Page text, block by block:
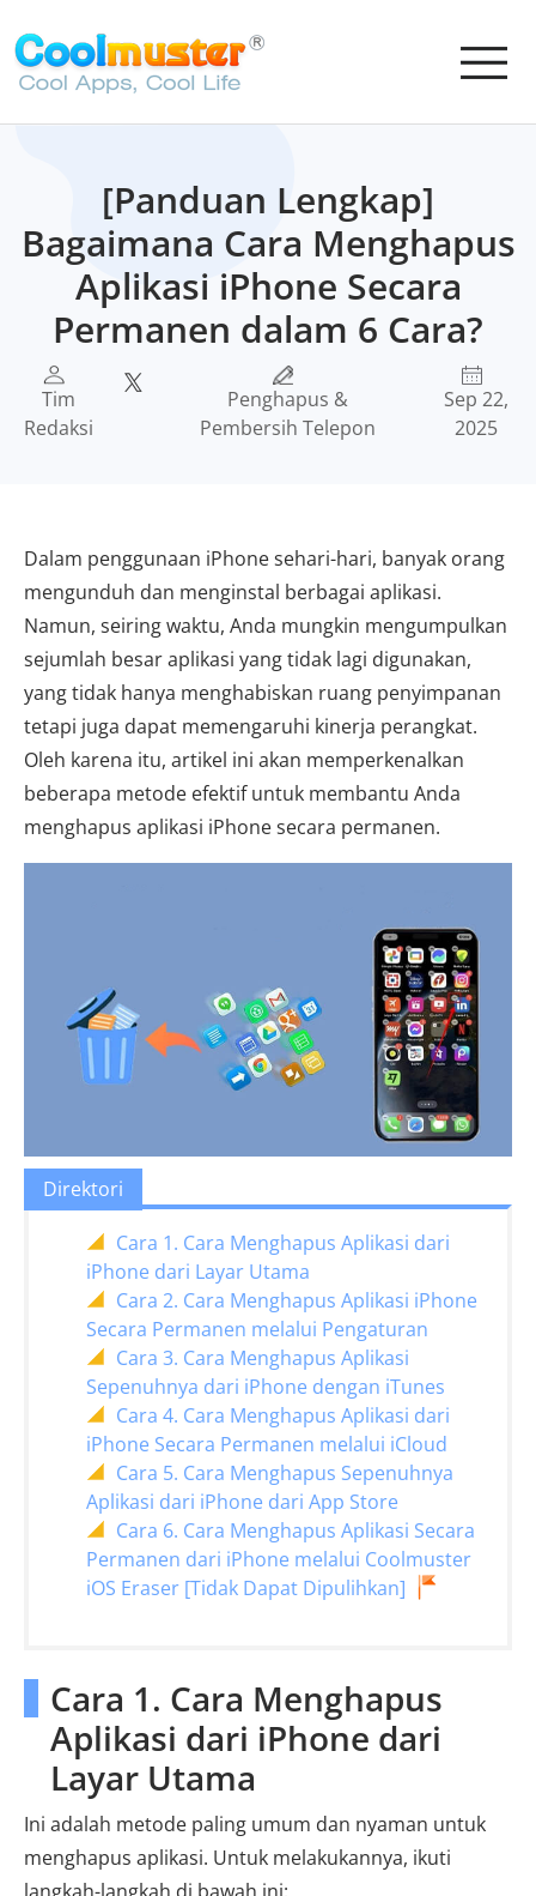
[Panduan Lengkap]
Bagaimana Cara Menghapus
Aplikasi iPhone Secara
Permanen dalam 6 Cara?
Tim
Redaksi
Penghapus &
Pembersih Telepon
Sep 22,
2025
Dalam penggunaan iPhone sehari-hari, banyak orang
mengunduh dan menginstal berbagai aplikasi.
Namun, seiring waktu, Anda mungkin mengumpulkan
sejumlah besar aplikasi yang tidak lagi digunakan,
yang tidak hanya menghabiskan ruang penyimpanan
tetapi juga dapat memengaruhi kinerja perangkat.
Oleh karena itu, artikel ini akan memperkenalkan
beberapa metode efektif untuk membantu Anda
menghapus aplikasi iPhone secara permanen.
Direktori
Cara 1. Cara Menghapus Aplikasi dari
iPhone dari Layar Utama
Cara 2. Cara Menghapus Aplikasi iPhone
Secara Permanen melalui Pengaturan
Cara 3. Cara Menghapus Aplikasi
Sepenuhnya dari iPhone dengan iTunes
Cara 4. Cara Menghapus Aplikasi dari
iPhone Secara Permanen melalui iCloud
Cara 5. Cara Menghapus Sepenuhnya
Aplikasi dari iPhone dari App Store
Cara 6. Cara Menghapus Aplikasi Secara
Permanen dari iPhone melalui Coolmuster
iOS Eraser [Tidak Dapat Dipulihkan]
Cara 1. Cara Menghapus
Aplikasi dari iPhone dari
Layar Utama
Ini adalah metode paling umum dan nyaman untuk
menghapus aplikasi. Untuk melakukannya, ikuti